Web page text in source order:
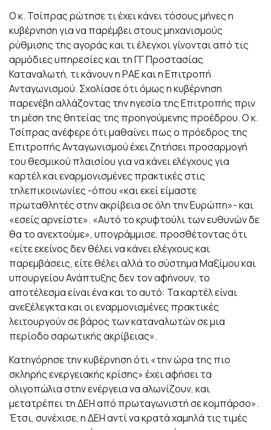
Ο κ. Τσίπρας ρώτησε τι έχει κάνει τόσους μήνες η
κυβέρνηση για να παρέμβει στους μηχανισμούς
ρύθμισης της αγοράς και τι έλεγχοι γίνονται από τις
αρμόδιες υπηρεσίες και τη ΓΓ Προστασίας
Καταναλωτή, τι κάνουν η ΡΑΕ και η Επιτροπή
Ανταγωνισμού. Σχολίασε ότι όμως η κυβέρνηση
παρενέβη αλλάζοντας την ηγεσία της Επιτροπής πριν
τη μέση της θητείας της προηγούμενης προέδρου. Ο κ.
Τσίπρας ανέφερε ότι μαθαίνει πως ο πρόεδρος της
Επιτροπής Ανταγωνισμού έχει ζητήσει προσαρμογή
του θεσμικού πλαισίου για να κάνει ελέγχους για
καρτέλ και εναρμονισμένες πρακτικές στις
τηλεπικοινωνίες -όπου «και εκεί είμαστε
πρωταθλητές στην ακρίβεια σε όλη την Ευρώπη»- και
«εσείς αρνείστε». «Αυτό το κρυφτούλι των ευθυνών δε
θα το ανεχτούμε», υπογράμμισε, προσθέτοντας ότι
«είτε εκείνος δεν θέλει να κάνει ελέγχους και
παρεμβάσεις, είτε θέλει αλλά το σύστημα Μαξίμου και
υπουργείου Ανάπτυξης δεν τον αφήνουν, το
αποτέλεσμα είναι ένα και το αυτό: Τα καρτέλ είναι
ανεξέλεγκτα και οι εναρμονισμένες πρακτικές
λειτουργούν σε βάρος των καταναλωτών σε μια
περίοδο σαρωτικής ακρίβειας».
Κατηγόρησε την κυβέρνηση ότι «την ώρα της πιο
σκληρής ενεργειακής κρίσης» έχει αφήσει τα
ολιγοπώλια στην ενέργεια να αλωνίζουν, και
μετατρέπει τη ΔΕΗ από πρωταγωνιστή σε κομπάρσο».
Έτσι, συνέχισε, η ΔΕΗ αντί να κρατά χαμηλά τις τιμές